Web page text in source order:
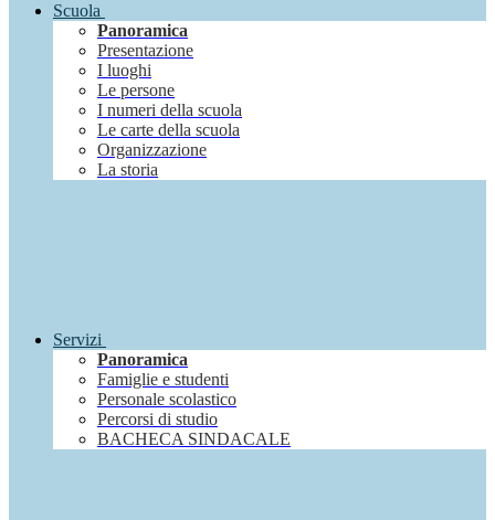
Scuola
Panoramica
Presentazione
I luoghi
Le persone
I numeri della scuola
Le carte della scuola
Organizzazione
La storia
Servizi
Panoramica
Famiglie e studenti
Personale scolastico
Percorsi di studio
BACHECA SINDACALE